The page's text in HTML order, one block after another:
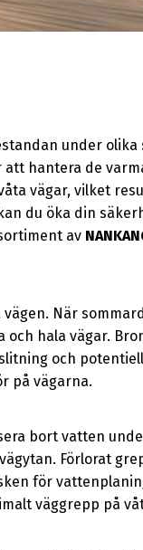
under
hantera de
vägar, vilket
du öka din
av
När
hala vägar.
och
på vägarna.
bort vatten
Förlorat
för
väggrepp på